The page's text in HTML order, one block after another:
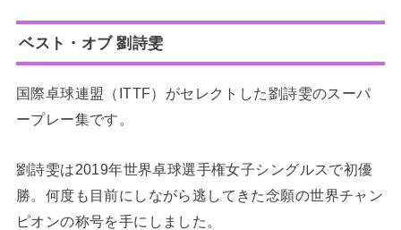
ベスト・オブ 劉詩雯
国際卓球連盟（ITTF）がセレクトした劉詩雯のスーパ
ープレー集です。
劉詩雯は2019年世界卓球選手権女子シングルスで初優
勝。何度も目前にしながら逃してきた念願の世界チャン
ピオンの称号を手にしました。